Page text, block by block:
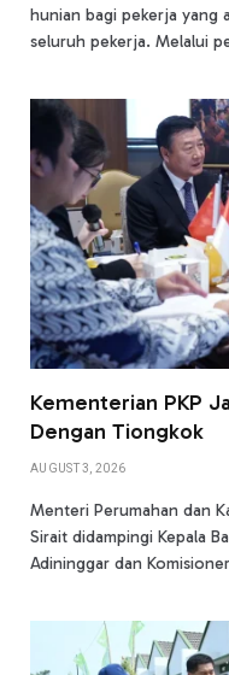
hunian bagi pekerja yang
seluruh pekerja. Melalui
Kementerian PKP
Dengan Tiongkok
AUGUST 3, 2026
Menteri Perumahan dan
Sirait didampingi Kepala
Adininggar dan